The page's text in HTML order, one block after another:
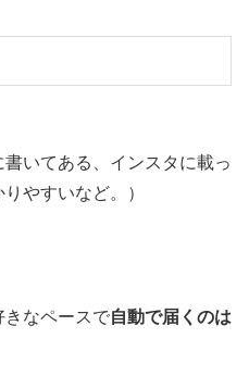
書いてある、インスタに載っ
やすいなど。）
きなペースで自動で届くのは